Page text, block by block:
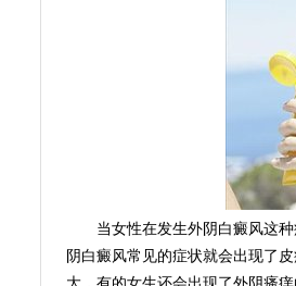
当女性在发生外阴白癜风这种
阴白癜风常见的症状就会出现了